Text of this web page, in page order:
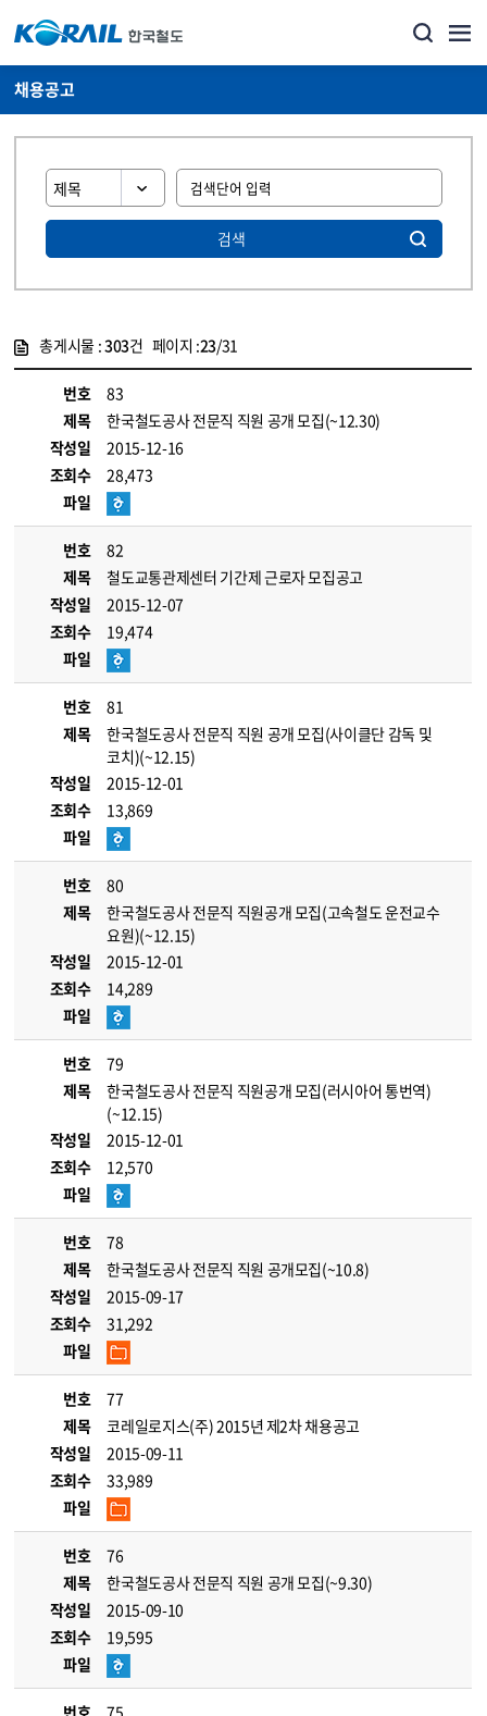
채용공고
검색
총게시물 :303건 페이지 :23/31
번호
83
제목
한국철도공사 전문직 직원 공개 모집(~12.30)
작성일
2015-12-16
조회수
28,473
파일
번호
82
제목
철도교통관제센터 기간제 근로자 모집공고
작성일
2015-12-07
조회수
19,474
파일
번호
81
제목
한국철도공사 전문직 직원 공개 모집(사이클단 감독 및
코치)(~12.15)
작성일
2015-12-01
조회수
13,869
파일
번호
80
제목
한국철도공사 전문직 직원공개 모집(고속철도 운전교수
요원)(~12.15)
작성일
2015-12-01
조회수
14,289
파일
번호
79
제목
한국철도공사 전문직 직원공개 모집(러시아어 통번역)
(~12.15)
작성일
2015-12-01
조회수
12,570
파일
번호
78
제목
한국철도공사 전문직 직원 공개모집(~10.8)
작성일
2015-09-17
조회수
31,292
파일
번호
77
제목
코레일로지스(주) 2015년 제2차 채용공고
작성일
2015-09-11
조회수
33,989
파일
번호
76
제목
한국철도공사 전문직 직원 공개 모집(~9.30)
작성일
2015-09-10
조회수
19,595
파일
번호
75